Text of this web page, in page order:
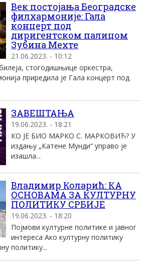
Век постојања Београдске
филхармоније: Гала
концерт под
диригентском палицом
Зубина Мехте
21.06.2023. - 10:12
стогодишњице оркестра,
приредила је Гала концерт под
ЗАВЕШТАЊА
19.06.2023. - 18:21
КО ЈЕ БИО МАРКО С. МАРКОВИЋ? У
издању „Катене Мунди“ управо је
изашла...
Владимир Коларић: КА
ОСНОВАМА ЗА КУЛТУРНУ
ПОЛИТИКУ СРБИЈЕ
19.06.2023. - 18:20
Појмови културне политике и јавног
интереса Ако културну политику
политику...